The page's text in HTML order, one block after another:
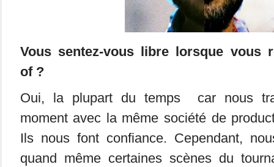
Vous sentez-vous libre lorsque vous
of ?
Oui, la plupart du temps car nous
moment avec la même société de
Ils nous font confiance. Cependant,
quand même certaines scènes du